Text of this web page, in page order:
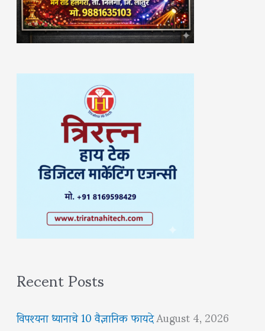
Recent Posts
विपश्यना ध्यानाचे 10 वैज्ञानिक फायदेAugust 4, 2026